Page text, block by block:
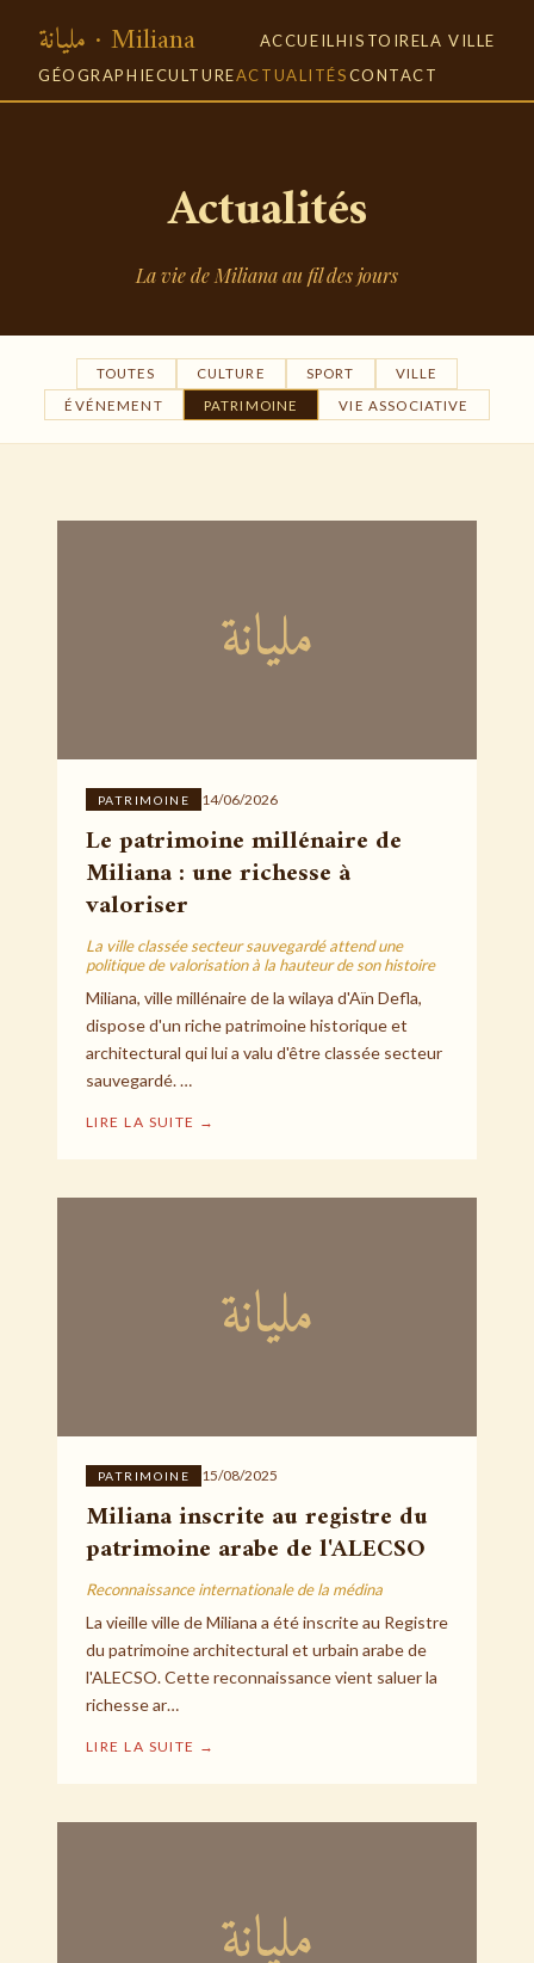
مليانة · Miliana ACCUEIL HISTOIRELA VILLE
GÉOGRAPHIECULTUREACTUALITÉSCONTACT
Actualités
La vie de Miliana au fil des jours
TOUTES CULTURE SPORT VILLE
ÉVÉNEMENT PATRIMOINE VIE ASSOCIATIVE
مليانة
PATRIMOINE 14/06/2026
Le patrimoine millénaire de
Miliana : une richesse à
valoriser
La ville classée secteur sauvegardé attend une
politique de valorisation à la hauteur de son histoire
Miliana, ville millénaire de la wilaya d'Aïn Defla,
dispose d'un riche patrimoine historique et
architectural qui lui a valu d'être classée secteur
sauvegardé. …
LIRE LA SUITE →
مليانة
PATRIMOINE 15/08/2025
Miliana inscrite au registre du
patrimoine arabe de l'ALECSO
Reconnaissance internationale de la médina
La vieille ville de Miliana a été inscrite au Registre
du patrimoine architectural et urbain arabe de
l'ALECSO. Cette reconnaissance vient saluer la
richesse ar…
LIRE LA SUITE →
مليانة